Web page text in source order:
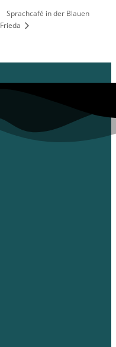
Sprachcafé in der Blauen
Frieda